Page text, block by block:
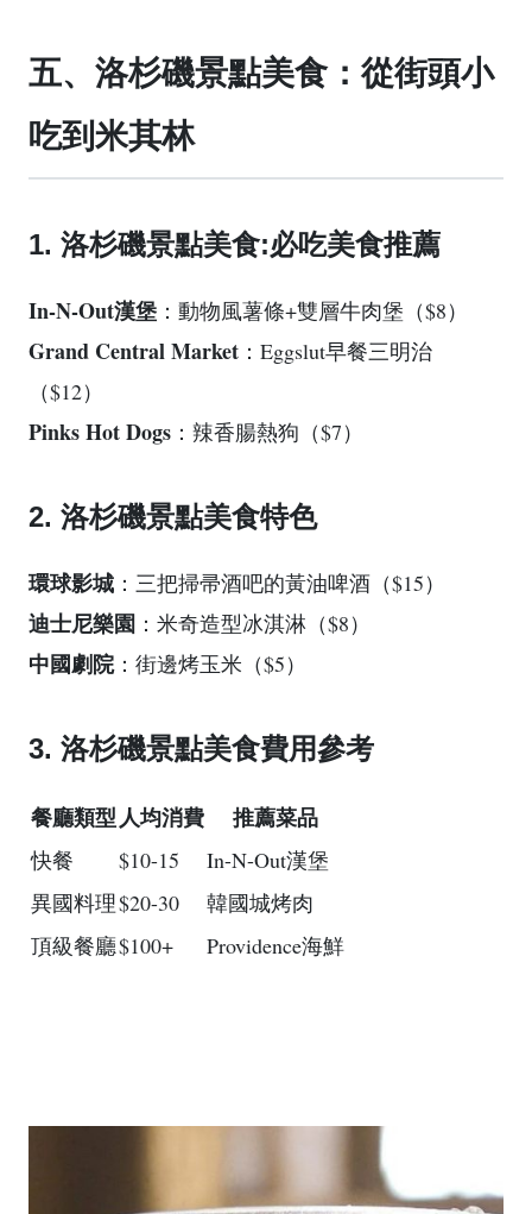
五、洛杉磯景點美食：從街頭小
吃到米其林
1. 洛杉磯景點美食:必吃美食推薦
In-N-Out漢堡 ：動物風薯條+雙層牛肉堡（$8）
Grand Central Market ：Eggslut早餐三明治
（$12）
Pinks Hot Dogs ：辣香腸熱狗（$7）
2. 洛杉磯景點美食特色
環球影城 ：三把掃帚酒吧的黃油啤酒（$15）
迪士尼樂園 ：米奇造型冰淇淋（$8）
中國劇院：街邊烤玉米（$5）
3. 洛杉磯景點美食費用參考
餐廳類型人均消費 推薦菜品
快餐 $10-15
In-N-Out漢堡
異國料理$20-30
韓國城烤肉
頂級餐廳$100+ Providence海鮮